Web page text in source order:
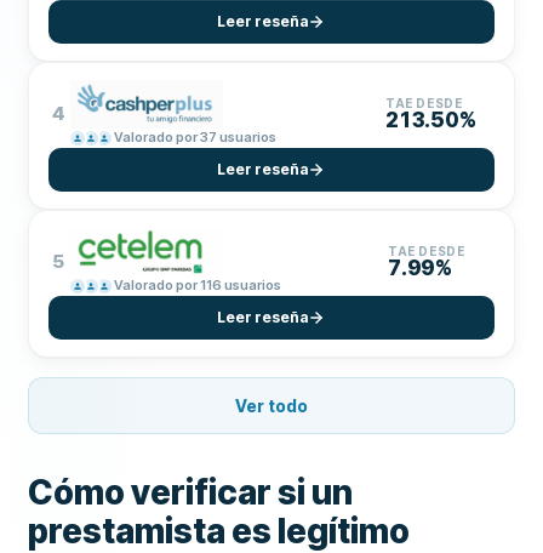
Leer reseña
4
Valorado por 37 usuarios
TAE DESDE
213.50%
Leer reseña
5
Valorado por 116 usuarios
TAE DESDE
7.99%
Leer reseña
Ver todo
Cómo verificar si un
prestamista es legítimo